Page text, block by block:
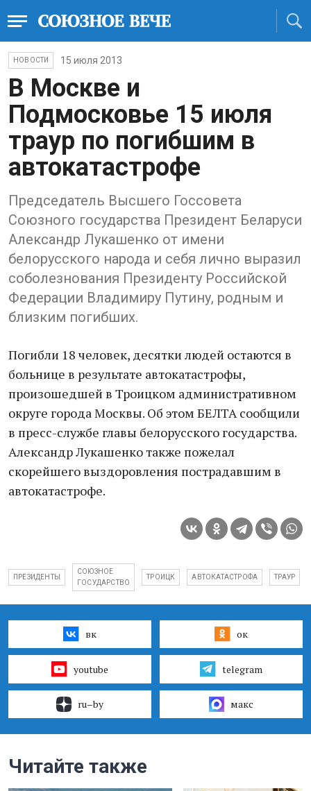
НОВОСТИ 15 июля 2013
В Москве и
Подмосковье 15 июля
траур по погибшим в
автокатастрофе
Председатель Высшего Госсовета
Союзного государства Президент Беларуси
Александр Лукашенко от имени
белорусского народа и себя лично выразил
соболезнования Президенту Российской
Федерации Владимиру Путину, родным и
близким погибших.
Погибли 18 человек, десятки людей остаются в
больнице в результате автокатастрофы,
произошедшей в Троицком административном
округе города Москвы. Об этом БЕЛТА сообщили
в пресс-службе главы белорусского государства.
Александр Лукашенко также пожелал
скорейшего выздоровления пострадавшим в
автокатастрофе.
ПРЕЗИДЕНТЫ
СОЮЗНОЕ
ГОСУДАРСТВО
ТРОИЦК АВТОКАТАСТРОФА ТРАУР
вк ок
youtube telegram
ru–by макс
Читайте также